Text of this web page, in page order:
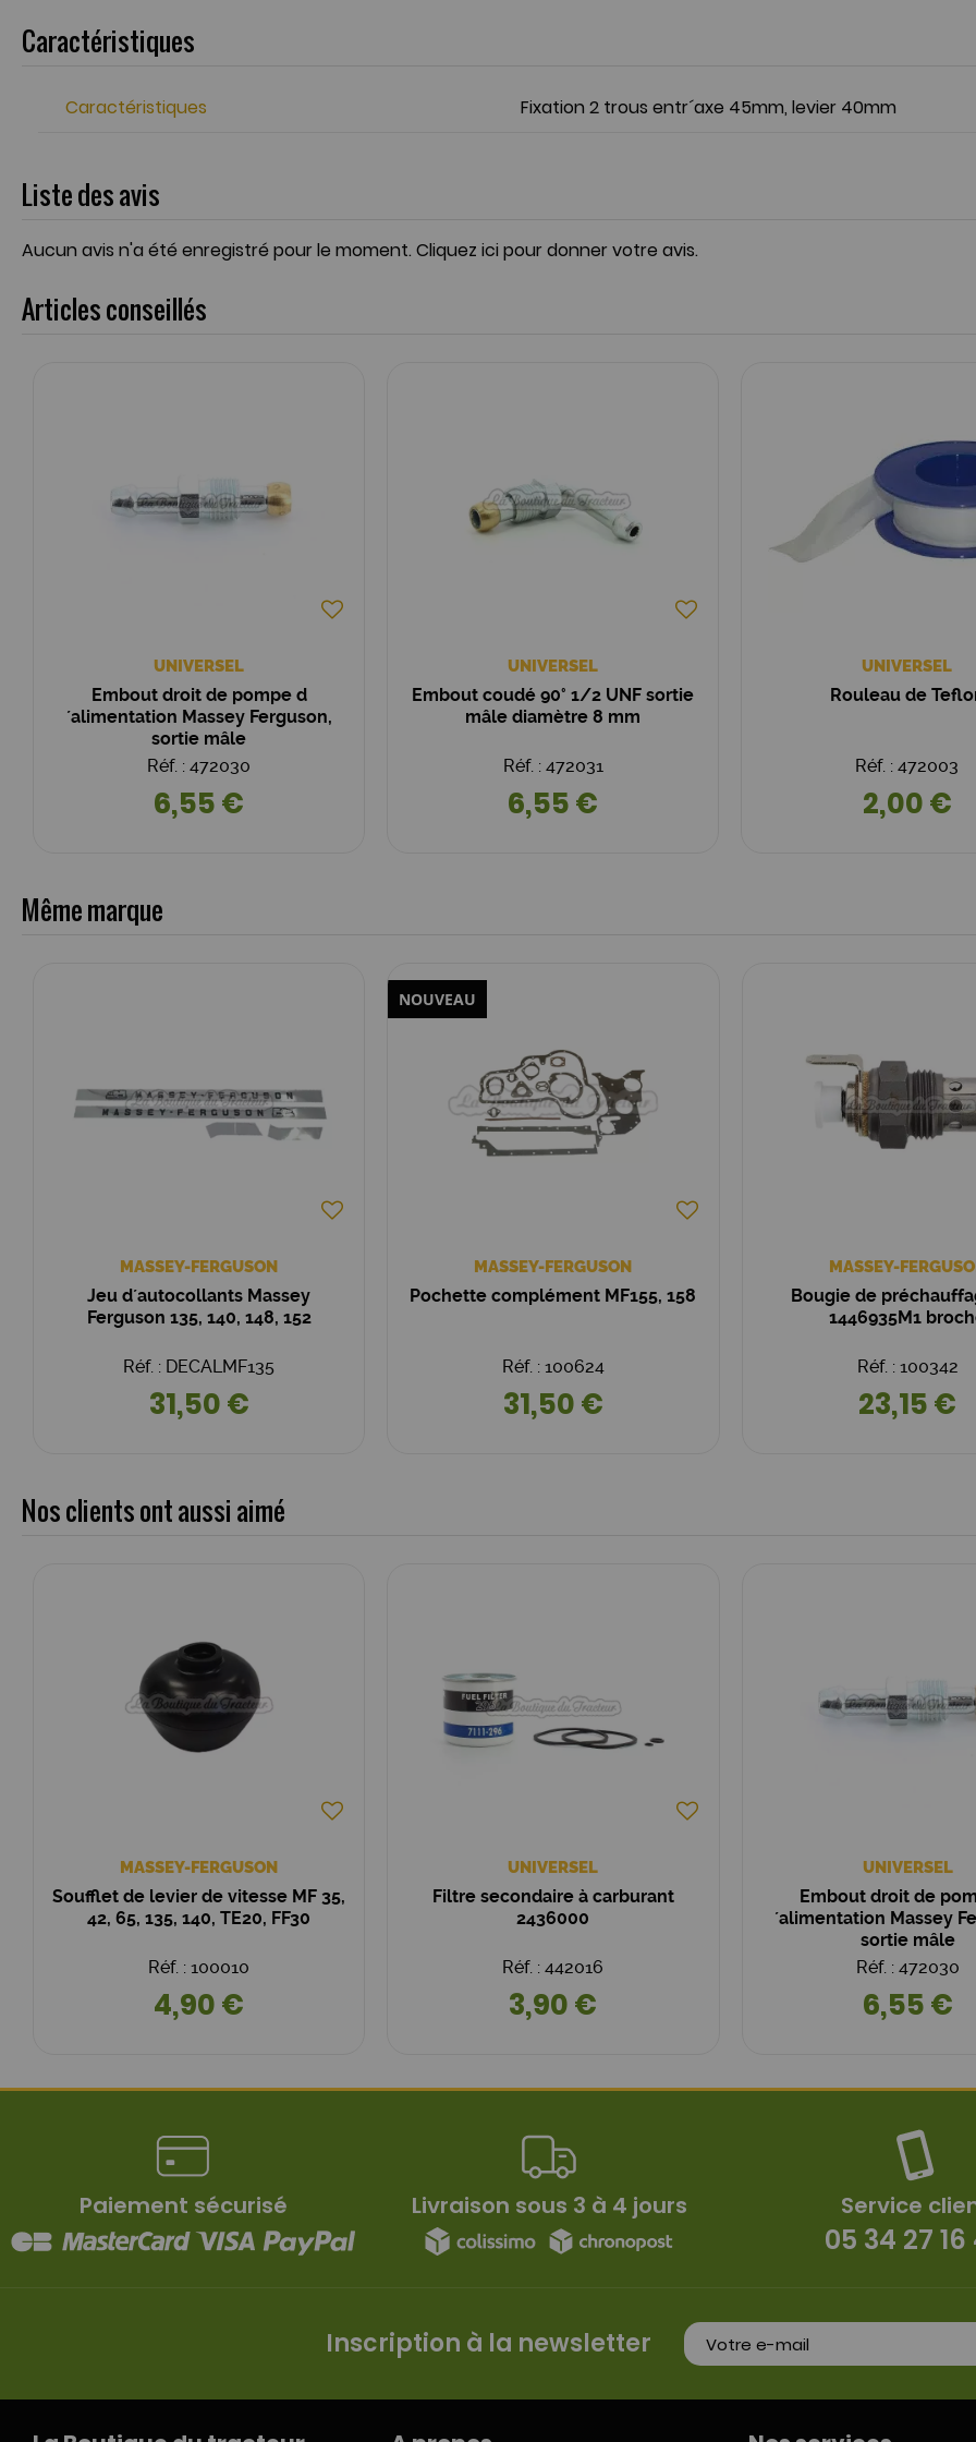
Caractéristiques
Caractéristiques Fixation 2 trous entr´axe 45mm, levier 40mm
Liste des avis
Aucun avis n'a été enregistré pour le moment. Cliquez ici pour donner votre avis.
Articles conseillés
UNIVERSEL
Embout droit de pompe d
´alimentation Massey Ferguson,
sortie mâle
Réf. : 472030
6,55 €
UNIVERSEL
Embout coudé 90° 1/2 UNF sortie
mâle diamètre 8 mm
Réf. : 472031
6,55 €
UNIVERSEL
Rouleau de
Réf. : 472003
2,00 €
Même marque
MASSEY-FERGUSON
Jeu d´autocollants Massey
Ferguson 135, 140, 148, 152
Réf. : DECALMF135
31,50 €
NOUVEAU
MASSEY-FERGUSON
Pochette complément MF155, 158
Réf. : 100624
31,50 €
MASSEY-
Bougie de
1446935M1
Réf. : 100342
23,15 €
Nos clients ont aussi aimé
MASSEY-FERGUSON
Soufflet de levier de vitesse MF 35,
42, 65, 135, 140, TE20, FF30
Réf. : 100010
4,90 €
UNIVERSEL
Filtre secondaire à carburant
2436000
Réf. : 442016
3,90 €
UNIVERSEL
Embout droit de
´alimentation Massey
sortie mâle
Réf. : 472030
6,55 €
Paiement sécurisé Livraison sous 3 à 4 jours Service
05 34 27 16
Inscription à la newsletter